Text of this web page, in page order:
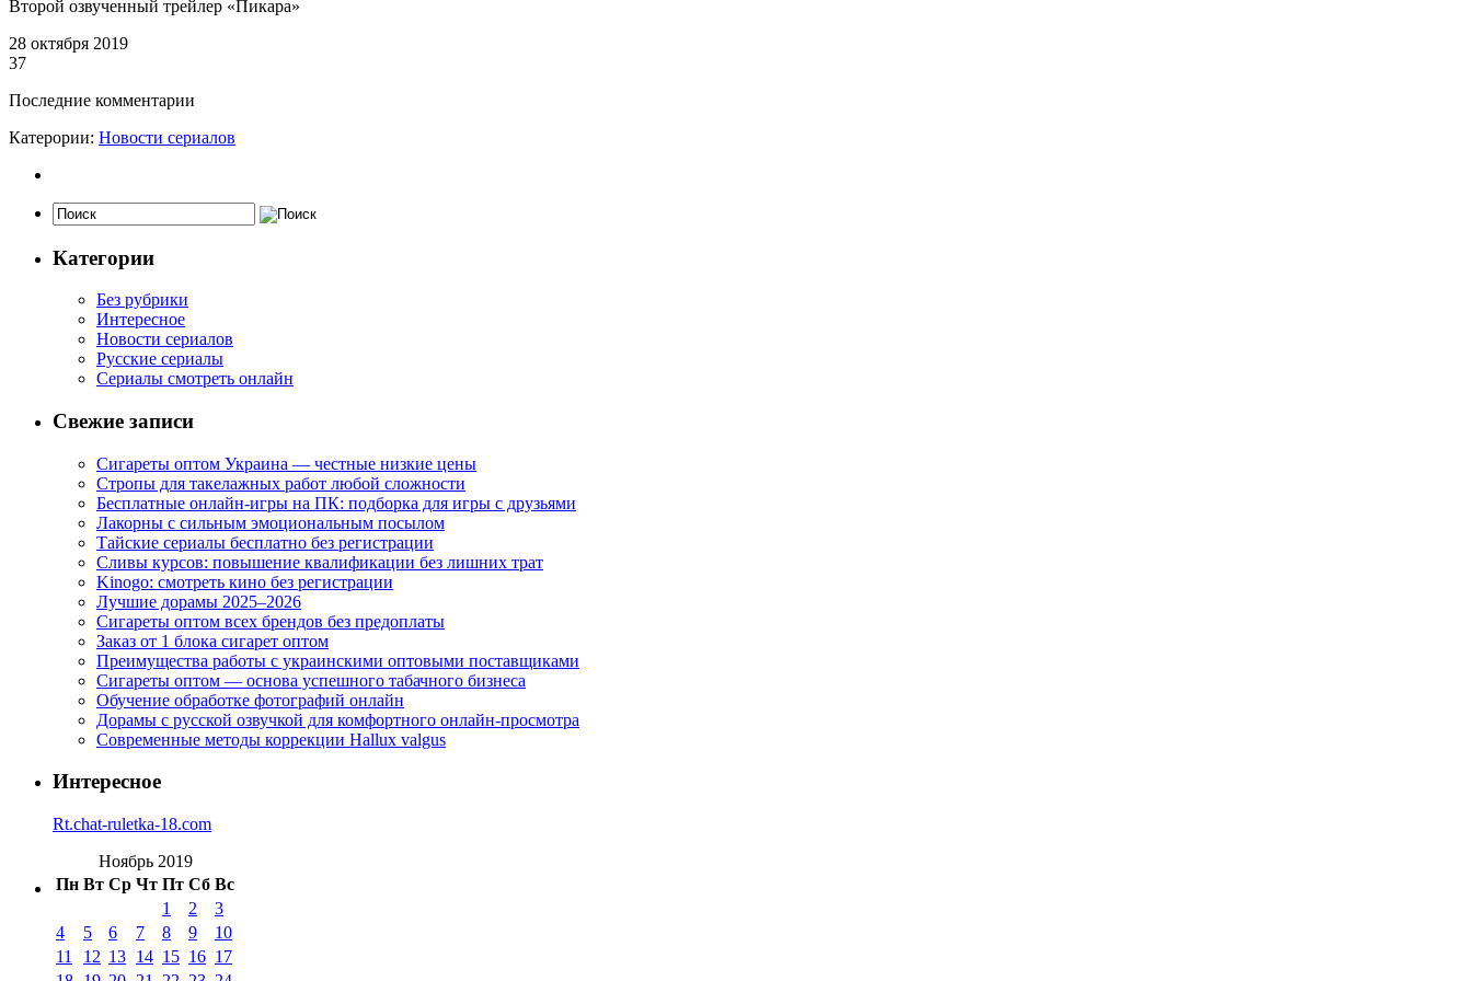
Второй озвученный трейлер «Пикара»
28 октября 2019
37
Последние комментарии
Катерории: Новости сериалов
Категории
Без рубрики
Интересное
Новости сериалов
Русские сериалы
Сериалы смотреть онлайн
Свежие записи
Сигареты оптом Украина — честные низкие цены
Стропы для такелажных работ любой сложности
Бесплатные онлайн-игры на ПК: подборка для игры с друзьями
Лакорны с сильным эмоциональным посылом
Тайские сериалы бесплатно без регистрации
Сливы курсов: повышение квалификации без лишних трат
Kinogo: смотреть кино без регистрации
Лучшие дорамы 2025–2026
Сигареты оптом всех брендов без предоплаты
Заказ от 1 блока сигарет оптом
Преимущества работы с украинскими оптовыми поставщиками
Сигареты оптом — основа успешного табачного бизнеса
Обучение обработке фотографий онлайн
Дорамы с русской озвучкой для комфортного онлайн-просмотра
Современные методы коррекции Hallux valgus
Интересное
Rt.chat-ruletka-18.com
Ноябрь 2019
Пн Вт Ср Чт Пт Сб Вс
1
2
3
4
5 6 7 8 9
10
11
12 13 14 15 16 17